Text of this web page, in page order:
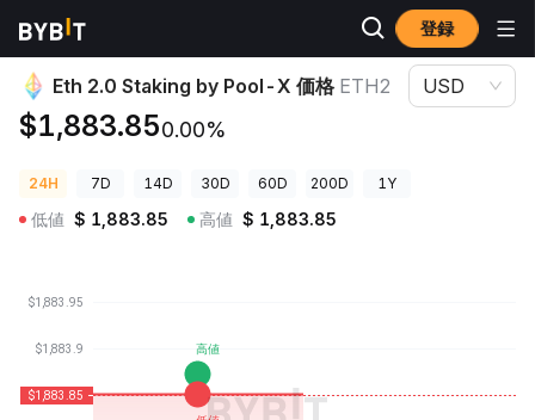
登録
暗号資産価格 Eth 2.0 Staking by Pool-X 価格 ETH2
Eth 2.0 Staking by Pool-X 価格 ETH2
$1,883.850.00%
USD
24H 7D 14D 30D 60D 200D 1Y
低値 $ 1,883.85 高値 $ 1,883.85